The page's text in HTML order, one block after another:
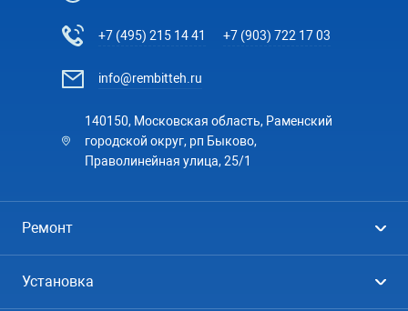
+7 (495) 215 14 41 +7 (903) 722 17 03
info@rembitteh.ru
140150, Московская область, Раменский
городской округ, рп Быково,
Праволинейная улица, 25/1
Ремонт
Установка